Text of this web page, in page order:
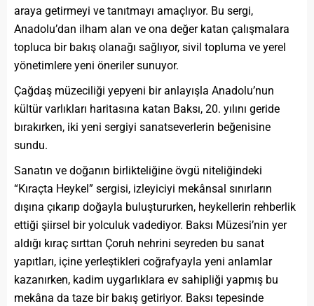
araya getirmeyi ve tanıtmayı amaçlıyor. Bu sergi,
Anadolu’dan ilham alan ve ona değer katan çalışmalara
topluca bir bakış olanağı sağlıyor, sivil topluma ve yerel
yönetimlere yeni öneriler sunuyor.
Çağdaş müzeciliği yepyeni bir anlayışla Anadolu’nun
kültür varlıkları haritasına katan Baksı, 20. yılını geride
bırakırken, iki yeni sergiyi sanatseverlerin beğenisine
sundu.
Sanatın ve doğanın birlikteliğine övgü niteliğindeki
“Kıraçta Heykel” sergisi, izleyiciyi mekânsal sınırların
dışına çıkarıp doğayla buluştururken, heykellerin rehberlik
ettiği şiirsel bir yolculuk vadediyor. Baksı Müzesi’nin yer
aldığı kıraç sırttan Çoruh nehrini seyreden bu sanat
yapıtları, içine yerleştikleri coğrafyayla yeni anlamlar
kazanırken, kadim uygarlıklara ev sahipliği yapmış bu
mekâna da taze bir bakış getiriyor. Baksı tepesinde